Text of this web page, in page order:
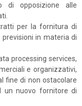
di opposizione alle
per la fornitura di
in materia di
processing services,
e organizzativi,
fine di non ostacolare
un nuovo fornitore di